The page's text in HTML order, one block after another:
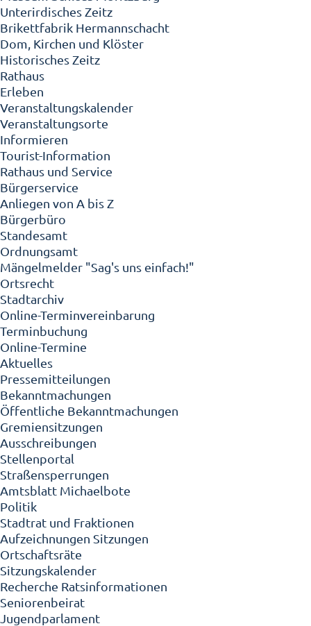
Unterirdisches Zeitz
Brikettfabrik Hermannschacht
Dom, Kirchen und Klöster
Historisches Zeitz
Rathaus
Erleben
Veranstaltungskalender
Veranstaltungsorte
Informieren
Tourist-Information
Rathaus und Service
Bürgerservice
Anliegen von A bis Z
Bürgerbüro
Standesamt
Ordnungsamt
Mängelmelder "Sag's uns einfach!"
Ortsrecht
Stadtarchiv
Online-Terminvereinbarung
Terminbuchung
Online-Termine
Aktuelles
Pressemitteilungen
Bekanntmachungen
Öffentliche Bekanntmachungen
Gremiensitzungen
Ausschreibungen
Stellenportal
Straßensperrungen
Amtsblatt Michaelbote
Politik
Stadtrat und Fraktionen
Aufzeichnungen Sitzungen
Ortschaftsräte
Sitzungskalender
Recherche Ratsinformationen
Seniorenbeirat
Jugendparlament